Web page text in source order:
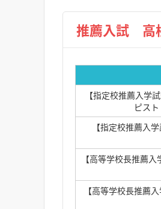
【指定校推薦入
ピス
【指定校推薦入
【高等学校長推薦
【高等学校長推薦